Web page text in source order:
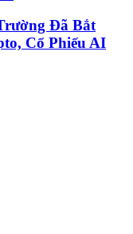
Đã Bắt
Cổ Phiếu AI